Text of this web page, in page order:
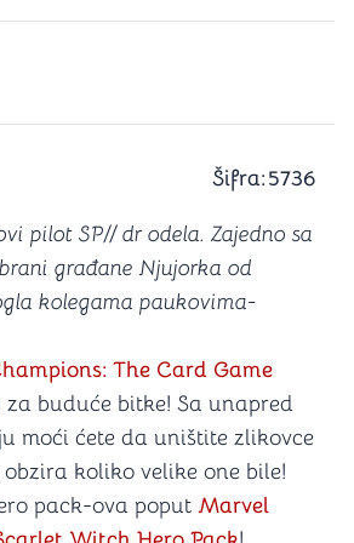
Šifra:5736
pilot SP// dr odela. Zajedno sa
građane Njujorka od
kolegama paukovima-
The Card Game
buduće bitke! Sa unapred
moći ćete da uništite zlikovce
koliko velike one bile!
pack-ova poput Marvel